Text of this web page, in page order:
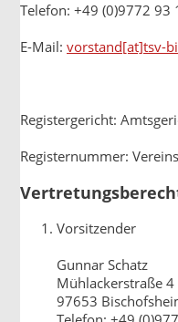
Telefon: +49 (0)9772 93
E-Mail: vorstand[at]tsv-
Registergericht:
Registernummer:
Vorsitzender
Gunnar Schatz
Mühlackerstraße 4
97653